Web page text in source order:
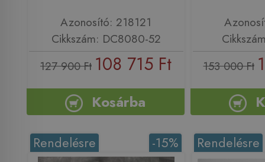
Azonosító: 218121
Cikkszám: DC8080-52
127 900 Ft 108 715 Ft
Kosárba
153 000 Ft
-15%
Rendelésre Rendelésre